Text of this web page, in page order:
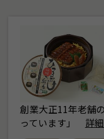
創業大正11年老舗
っています」
詳